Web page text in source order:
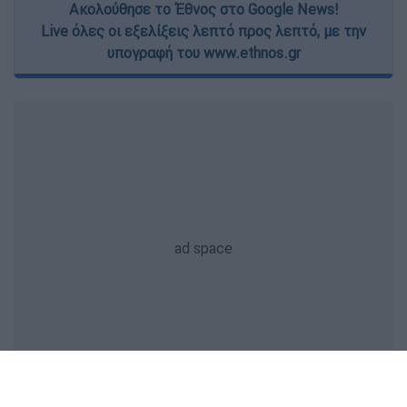
Ακολούθησε το Έθνος στο Google News!
Live όλες οι εξελίξεις λεπτό προς λεπτό, με την
υπογραφή του www.ethnos.gr